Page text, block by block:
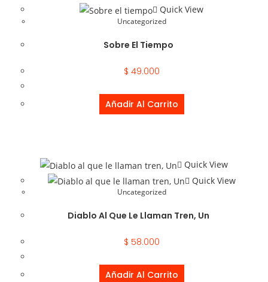
Quick View
Uncategorized
Sobre El Tiempo
$ 49.000
Añadir Al Carrito
Quick View
Quick View
Uncategorized
Diablo Al Que Le Llaman Tren, Un
$ 58.000
Añadir Al Carrito